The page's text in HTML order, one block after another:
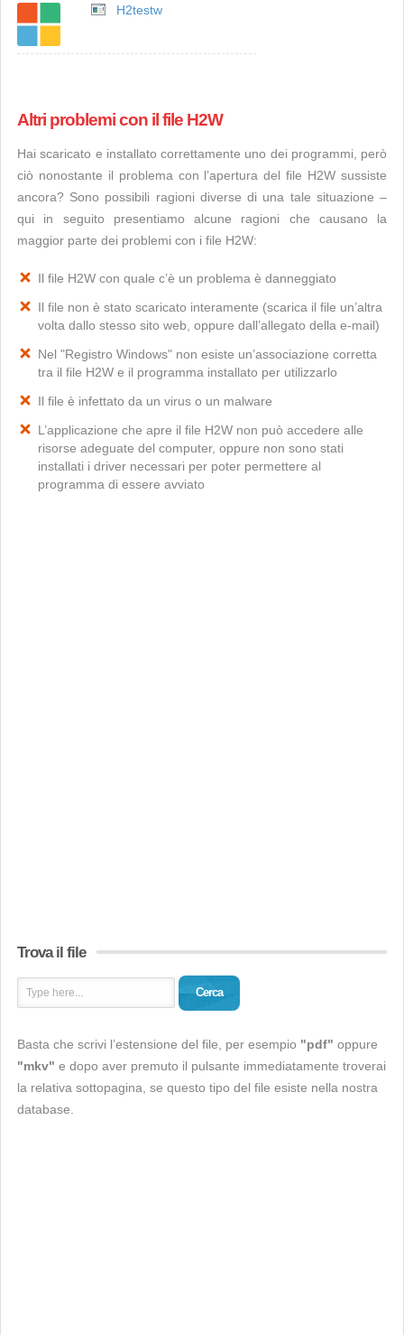
H2testw
Altri problemi con il file H2W
Hai scaricato e installato correttamente uno dei programmi, però
ciò nonostante il problema con l’apertura del file H2W sussiste
ancora? Sono possibili ragioni diverse di una tale situazione –
qui in seguito presentiamo alcune ragioni che causano la
maggior parte dei problemi con i file H2W:
Il file H2W con quale c’è un problema è danneggiato
Il file non è stato scaricato interamente (scarica il file un’altra
volta dallo stesso sito web, oppure dall’allegato della e-mail)
Nel "Registro Windows" non esiste un’associazione corretta
tra il file H2W e il programma installato per utilizzarlo
Il file è infettato da un virus o un malware
L’applicazione che apre il file H2W non può accedere alle
risorse adeguate del computer, oppure non sono stati
installati i driver necessari per poter permettere al
programma di essere avviato
Trova il file
Cerca
Basta che scrivi l’estensione del file, per esempio "pdf" oppure
"mkv" e dopo aver premuto il pulsante immediatamente troverai
la relativa sottopagina, se questo tipo del file esiste nella nostra
database.